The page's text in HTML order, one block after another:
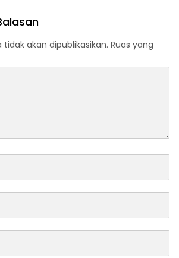
akan dipublikasikan. Ruas yang